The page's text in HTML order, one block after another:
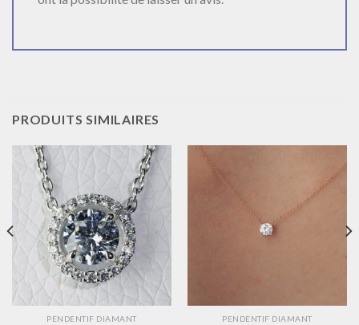
PRODUITS SIMILAIRES
PENDENTIF DIAMANT PENDENTIF DIAMANT